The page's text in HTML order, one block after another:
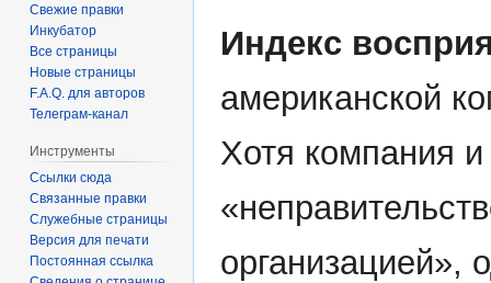
Перейти
к
Перейти
кИндекс
американской
Хотя компания
организацией»,
Свежие правки
Инкубатор
Все страницы
Новые страницы
F.A.Q. для авторов
Телеграм-канал
Инструменты
Ссылки сюда
Связанные правки
Служебные страницы
Версия для печати
Постоянная ссылка